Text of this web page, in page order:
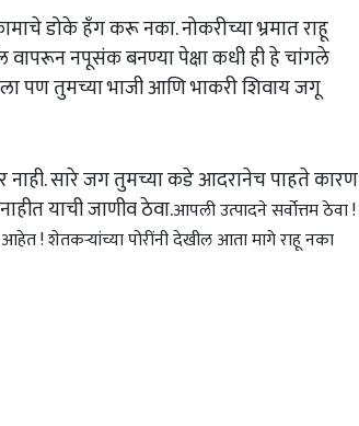
डोके हँग करू नका. नोकरीच्या भ्रमात राहू
वापरून नपूसंक बनण्या पेक्षा कधी ही हे चांगले
पण तुमच्या भाजी आणि भाकरी शिवाय जगू
नाही. सारे जग तुमच्या कडे आदरानेच पाहते कारण
याची जाणीव ठेवा.आपली उत्पादने सर्वोत्तम ठेवा !
! शेतकऱ्यांच्या पोरींनी देखील आता मागे राहू नका